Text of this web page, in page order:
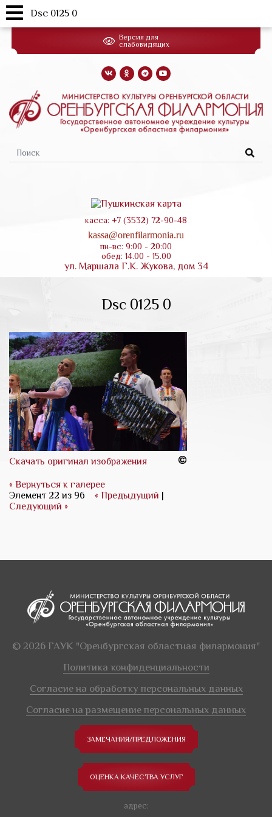
Перейти
основному
Форма
поиска
касса: +7 (3532) 72-90-48
kassa@orenfilarmonia.ru
пн-вс: 9:00 - 20:00
обед: 14.00 - 15.00
ул. Маршала Г.К. Жукова, дом 34
Версия для
слабовидящих
Dsc 0125 0
Скачать оригинал изображения
« Вернуться к галерее
Элемент 22 из 96
« Предыдущий |
Следующий »
Dsc 0125 0
© 2026 ГАУК "Оренбургская областная филармония"
Политика конфиденциальности
Согласие на обработку персональных данных
Согласие на размещение персональных данных
ЗАМЕЧАНИЯ/ПРЕДЛОЖЕНИЯ
ОЦЕНКА КАЧЕСТВА УСЛУГ
адрес: